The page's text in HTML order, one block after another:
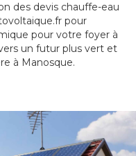
des devis chauffe-eau
pour
pour votre foyer à
un futur plus vert et
à Manosque.